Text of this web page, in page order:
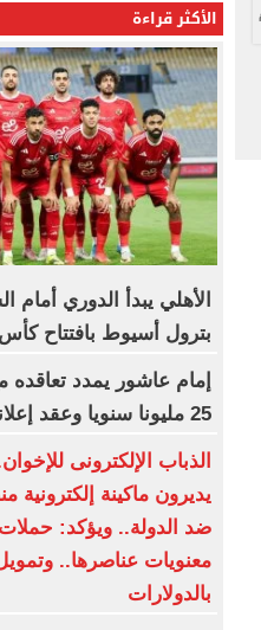
الأكثر قراءة
الأهلي يبدأ الدوري أمام
بترول أسيوط بافتتاح
25 مليونا سنويا وعقد إعلاني
الذباب الإلكترونى
يديرون ماكينة
ضد الدولة.. ويؤكد:
معنويات عناصرها.. وتمويل
بالدولارات